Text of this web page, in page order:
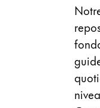
LAMY
LAMY x
Lettering
Écriture
LAMY Stories
LAMY dialog